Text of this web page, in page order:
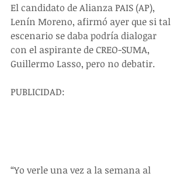
El candidato de Alianza PAIS (AP),
Lenín Moreno, afirmó ayer que si tal
escenario se daba podría dialogar
con el aspirante de CREO-SUMA,
Guillermo Lasso, pero no debatir.
PUBLICIDAD:
“Yo verle una vez a la semana al